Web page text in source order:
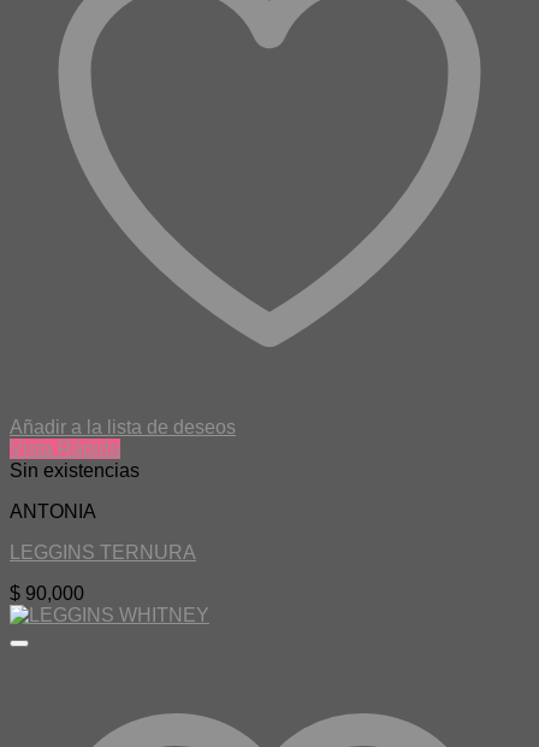
Añadir a la lista de deseos
Vista Rápida
Sin existencias
ANTONIA
LEGGINS TERNURA
$ 90,000